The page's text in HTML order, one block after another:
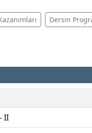
Dersin
II